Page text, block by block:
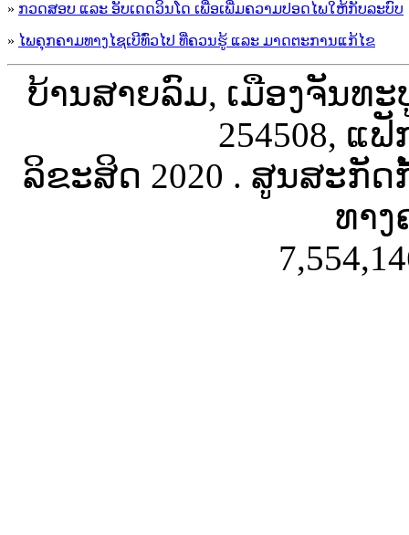
» ກວດສອບ ແລະ ອັບເດດວິນໂດ ເພື່ອເພີ່ມຄວາມປອດໄພໃຫ້ກັບລະບົບ
» ໄພຄຸກຄາມທາງໄຊເບີທົ່ວໄປ ທີ່ຄວນຮູ້ ແລະ ມາດຕະການແກ້ໄຂ
ບ້ານສາຍລົມ, ເມືອງຈັນທະ
254508, ແຟັ
ລິຂະສິດ 2020 . ສູນສະກັ
ທາງ